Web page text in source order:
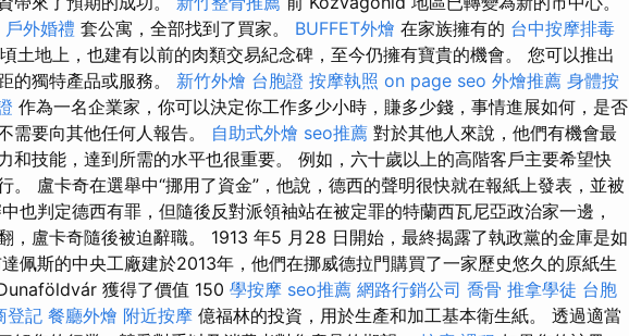
戶外婚禮 套公寓，全部找到了買家。 BUFFET外燴 在家族擁有的 台中按摩排毒
土地上，也建有以前的肉類交易紀念碑，至今仍擁有寶貴的機會。 您可以推出
的獨特產品或服務。 新竹外燴 台胞證 按摩執照 on page seo 外燴推薦 身體按
作為一名企業家，你可以決定你工作多少小時，賺多少錢，事情進展如何，是否
需要向其他任何人報告。 自助式外燴 seo推薦 對於其他人來說，他們有機會最
和技能，達到所需的水平也很重要。 例如，六十歲以上的高階客戶主要希望快
。 盧卡奇在選舉中“挪用了資金”，他說，德西的聲明很快就在報紙上發表，並被
也判定德西有罪，但隨後反對派領袖站在被定罪的特蘭西瓦尼亞政治家一邊，
，盧卡奇隨後被迫辭職。 1913 年5 月28 日開始，最終揭露了執政黨的金庫是如
佩斯的中央工廠建於2013年，他們在挪威德拉門購買了一家歷史悠久的原紙生
獲得了價值 150 學按摩 seo推薦 網路行銷公司 喬骨 推拿學徒 台胞
登記 餐廳外燴 附近按摩 億福林的投資，用於生產和加工基本衛生紙。 透過適當